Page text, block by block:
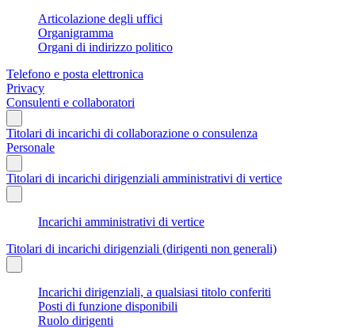
Articolazione degli uffici
Organigramma
Organi di indirizzo politico
Telefono e posta elettronica
Privacy
Consulenti e collaboratori
Titolari di incarichi di collaborazione o consulenza
Personale
Titolari di incarichi dirigenziali amministrativi di vertice
Incarichi amministrativi di vertice
Titolari di incarichi dirigenziali (dirigenti non generali)
Incarichi dirigenziali, a qualsiasi titolo conferiti
Posti di funzione disponibili
Ruolo dirigenti